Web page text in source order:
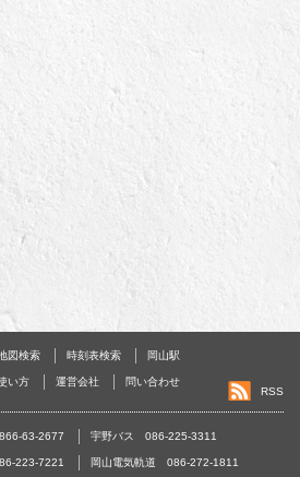
図検索 時刻表検索 岡山駅
い方 運営会社
問い合わせ
RSS
63-2677 宇野バス 086-225-3311
223-7221 岡山電気軌道 086-272-1811